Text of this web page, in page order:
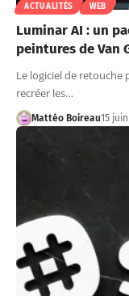
ACTUALITÉS WEB
Luminar AI : un
peintures de Van
Le logiciel de
recréer les…
Mattéo Boireau15 juin